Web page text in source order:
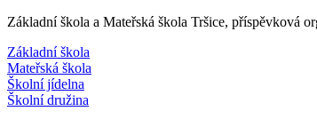
Základní škola a Mateřská škola Tršice, příspěvková
Základní škola
Mateřská škola
Školní jídelna
Školní družina